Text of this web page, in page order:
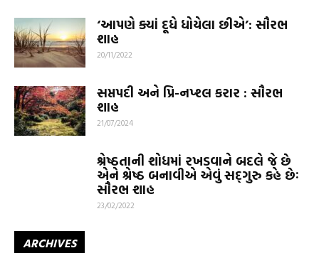
‘આપણે ક્યાં દૂધે ધોયેલા છીએ’: સૌરભ
શાહ
20/11/2022
સપ્તપદી અને પ્રિ-નપ્શ્લ કરાર : સૌરભ
શાહ
21/07/2024
શ્રેષ્ઠતાની શોધમાં રખડવાને બદલે જે છે
એને શ્રેષ્ઠ બનાવીએ એવું સદ્‌ગુરુ કહે છેઃ
સૌરભ શાહ
23/02/2022
ARCHIVES